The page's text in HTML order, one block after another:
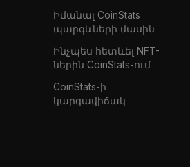
Իմանալ CoinStats
պարգևների մասին
Ինչպես հետևել NFT-
ներին CoinStats-ում
CoinStats-ի
կարգավիճակ